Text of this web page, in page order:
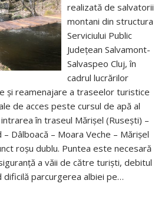
realizată de salvatorii
montani din structura
Serviciului Public
Județean Salvamont-
Salvaspeo Cluj, în
cadrul lucrărilor
și reamenajare a traseelor turistice
de acces peste cursul de apă al
în traseul Mărișel (Rusești) –
– Dâlboacă – Moara Veche – Mărișel
roșu dublu. Puntea este necesară
a văii de către turiști, debitul
dificilă parcurgerea albiei pe…